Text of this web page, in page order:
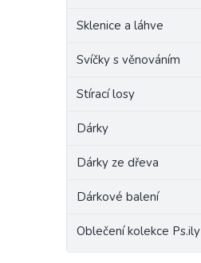
Sklenice a láhve
Svíčky s věnováním
Stírací losy
Dárky
Dárky ze dřeva
Dárkové balení
Oblečení kolekce Ps.ily